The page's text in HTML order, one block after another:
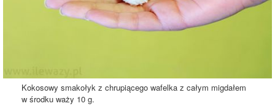
Kokosowy smakołyk z chrupiącego wafelka z całym migdałem
w środku waży 10 g.